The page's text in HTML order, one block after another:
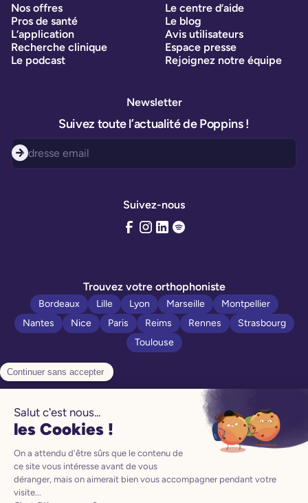
Nos offres
Pros de santé
L’application
Recherche clinique
Le podcast
Le centre d’aide
Le blog
Avis utilisateurs
Espace presse
Rejoignez notre équipe
Suivez-nous
Newsletter
Suivez toute l’actualité de Poppins !
Trouvez votre orthophoniste
Bordeaux Lille Lyon Marseille
Montpellier
Nantes
Nice Paris Reims Rennes
Strasbourg
Toulouse
Politique de confidentialité
Mentions légales
CGV
CGU